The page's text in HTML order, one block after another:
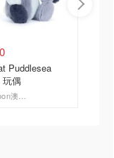
Puddlesea
玩偶